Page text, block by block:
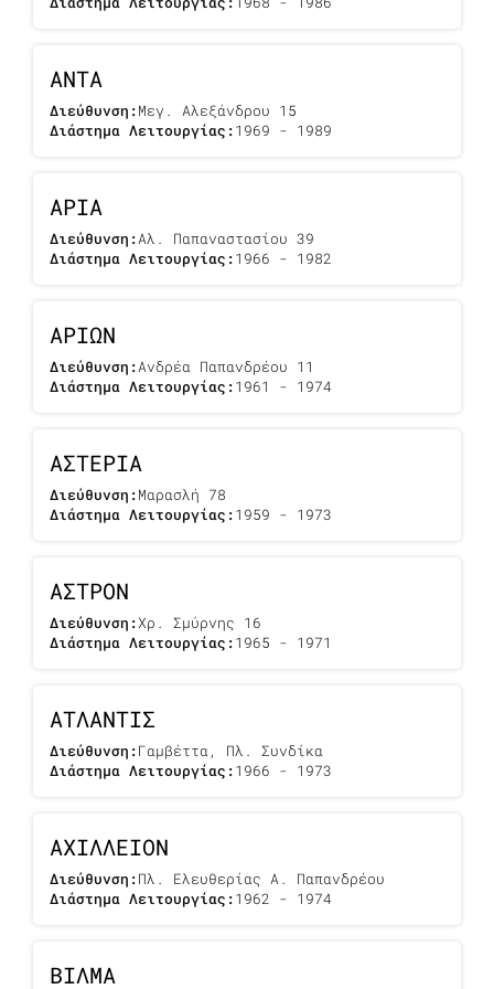
ΑΝΤΑ
Διεύθυνση:Μεγ. Αλεξάνδρου 15
Διάστημα Λειτουργίας:1969 - 1989
ΑΡΙΑ
Διεύθυνση:Αλ. Παπαναστασίου 39
Διάστημα Λειτουργίας:1966 - 1982
ΑΡΙΩΝ
Διεύθυνση:Ανδρέα Παπανδρέου 11
Διάστημα Λειτουργίας:1961 - 1974
ΑΣΤΕΡΙΑ
Διεύθυνση:Μαρασλή 78
Διάστημα Λειτουργίας:1959 - 1973
ΑΣΤΡΟΝ
Διεύθυνση:Χρ. Σμύρνης 16
Διάστημα Λειτουργίας:1965 - 1971
ΑΤΛΑΝΤΙΣ
Διεύθυνση:Γαμβέττα, Πλ. Συνδίκα
Διάστημα Λειτουργίας:1966 - 1973
ΑΧΙΛΛΕΙΟΝ
Διεύθυνση:Πλ. Ελευθερίας Α. Παπανδρέου
Διάστημα Λειτουργίας:1962 - 1974
ΒΙΛΜΑ